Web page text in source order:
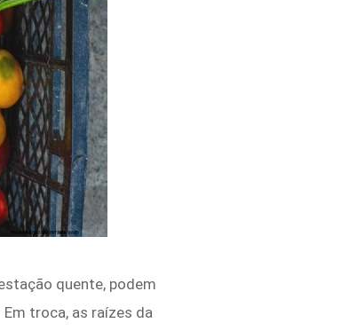
quente, podem
troca, as raízes da